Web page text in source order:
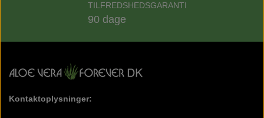
TILFREDSHEDSGARANTI
90 dage
Kontaktoplysninger: